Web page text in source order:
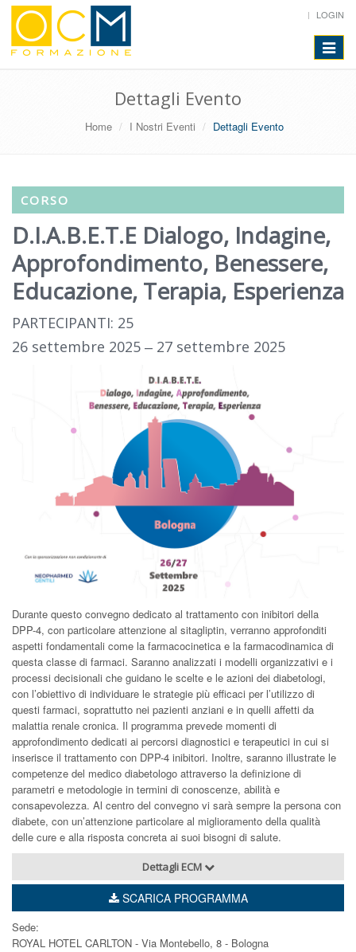
LOGIN
Toggle
Dettagli Evento
Home I Nostri Eventi Dettagli Evento
CORSO
D.I.A.B.E.T.E Dialogo, Indagine,
Approfondimento, Benessere,
Educazione, Terapia, Esperienza
PARTECIPANTI: 25
26 settembre 2025 ‒ 27 settembre 2025
Durante questo convegno dedicato al trattamento con inibitori della
DPP-4, con particolare attenzione al sitagliptin, verranno approfonditi
aspetti fondamentali come la farmacocinetica e la farmacodinamica di
questa classe di farmaci. Saranno analizzati i modelli organizzativi e i
processi decisionali che guidano le scelte e le azioni dei diabetologi,
con l’obiettivo di individuare le strategie più efficaci per l’utilizzo di
questi farmaci, soprattutto nei pazienti anziani e in quelli affetti da
malattia renale cronica. Il programma prevede momenti di
approfondimento dedicati ai percorsi diagnostici e terapeutici in cui si
inserisce il trattamento con DPP-4 inibitori. Inoltre, saranno illustrate le
competenze del medico diabetologo attraverso la definizione di
parametri e metodologie in termini di conoscenze, abilità e
consapevolezza. Al centro del convegno vi sarà sempre la persona con
diabete, con un’attenzione particolare al miglioramento della qualità
delle cure e alla risposta concreta ai suoi bisogni di salute.
Dettagli ECM
SCARICA PROGRAMMA
Sede:
ROYAL HOTEL CARLTON - Via Montebello, 8 - Bologna